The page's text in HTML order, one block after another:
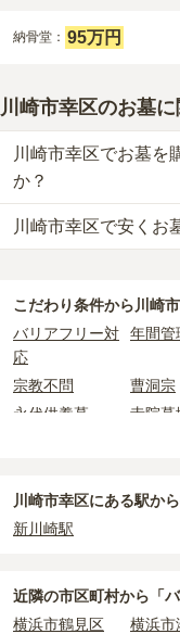
納骨堂： 95万円
川崎市幸区のお墓
川崎市幸区でお墓を
か？
川崎市幸区での購入費
約95万円、永代供養墓
2つが主な費用となりま
の一般墓の
川県の平均
樹木葬・納骨堂・永代
・開眼法要の費用 ：お
用。僧侶に渡すお布施
・納骨式の費用
・年間管理費：お墓の
川崎市幸区で安くお
らお求めいただけます。
する「合祀墓（ごうし
比べて省スペースで管
されています。
価格の目安は、1名あ
えてお墓を探すのがお
こだわり条件から川崎
バリアフリー対
応
年間管
宗教不問
曹洞宗
永代供養墓
寺院墓
川崎市幸区にある駅か
新川崎駅
近隣の市区町村から 「
横浜市鶴見区
横浜市